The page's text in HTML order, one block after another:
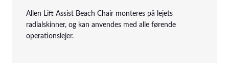
Allen Lift Assist Beach Chair monteres på lejets
radialskinner, og kan anvendes med alle førende
operationslejer.